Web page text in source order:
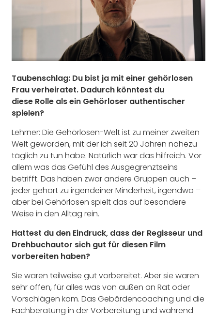
Taubenschlag: Du bist ja mit einer gehörlosen
Frau verheiratet. Dadurch könntest du
diese Rolle als ein Gehörloser authentischer
spielen?
Lehrner: Die Gehörlosen-Welt ist zu meiner zweiten
Welt geworden, mit der ich seit 20 Jahren nahezu
täglich zu tun habe. Natürlich war das hilfreich. Vor
allem was das Gefühl des Ausgegrenztseins
betrifft. Das haben zwar andere Gruppen auch –
jeder gehört zu irgendeiner Minderheit, irgendwo –
aber bei Gehörlosen spielt das auf besondere
Weise in den Alltag rein.
Hattest du den Eindruck, dass der Regisseur und
Drehbuchautor sich gut für diesen Film
vorbereiten haben?
Sie waren teilweise gut vorbereitet. Aber sie waren
sehr offen, für alles was von außen an Rat oder
Vorschlägen kam. Das Gebärdencoaching und die
Fachberatung in der Vorbereitung und während